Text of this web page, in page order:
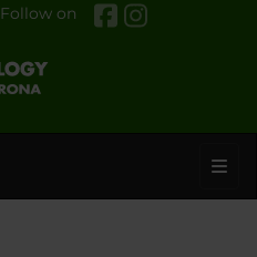
Follow on